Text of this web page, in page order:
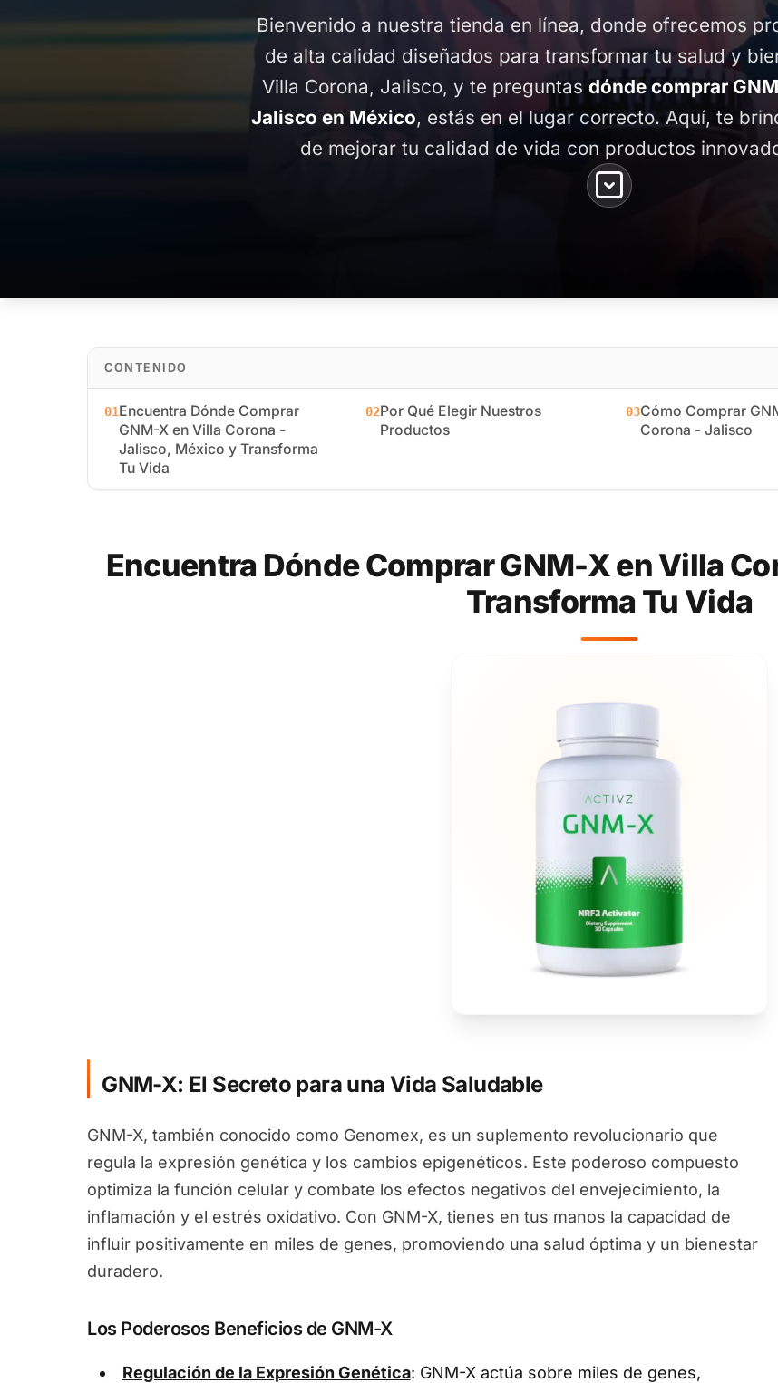
Bienvenido a nuestra tienda en línea, donde ofrecemos
de alta calidad diseñados para transformar tu salud y
Villa Corona, Jalisco, y te preguntas dónde comprar
Jalisco en México, estás en el lugar correcto. Aquí, te
de mejorar tu calidad de vida con productos
CONTENIDO
01Encuentra Dónde Comprar
GNM-X en Villa Corona -
Jalisco, México y Transforma
Tu Vida
02Por Qué Elegir Nuestros
Productos
03Cómo Comprar
Corona - Jalisco
Encuentra Dónde Comprar GNM-X en Villa
Transforma Tu Vida
GNM-X: El Secreto para una Vida Saludable
GNM-X, también conocido como Genomex, es un suplemento revolucionario que
regula la expresión genética y los cambios epigenéticos. Este poderoso compuesto
optimiza la función celular y combate los efectos negativos del envejecimiento, la
inflamación y el estrés oxidativo. Con GNM-X, tienes en tus manos la capacidad de
influir positivamente en miles de genes, promoviendo una salud óptima y un bienestar
duradero.
Los Poderosos Beneficios de GNM-X
Regulación de la Expresión Genética: GNM-X actúa sobre miles de genes,